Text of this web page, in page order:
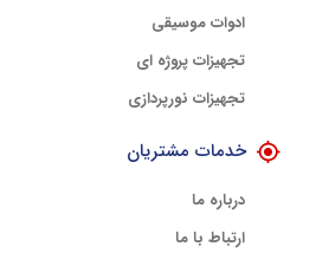
ادوات موسیقی
تجهیزات پروژه ای
تجهیزات نورپردازی
خدمات مشتریان
درباره ما
ارتباط با ما